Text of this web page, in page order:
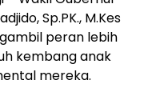
Sp.PK., M.Kes
peran lebih
kembang anak
mereka.